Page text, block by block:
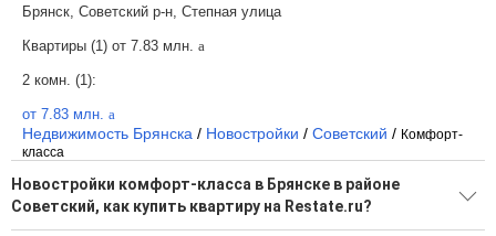
Брянск, Советский р-н, Степная улица
Квартиры (1) от 7.83 млн. a
2 комн. (1):
от 7.83 млн. a
Недвижимость Брянска / Новостройки / Советский / Комфорт-
класса
Новостройки комфорт-класса в Брянске в районе
Советский, как купить квартиру на Restate.ru?